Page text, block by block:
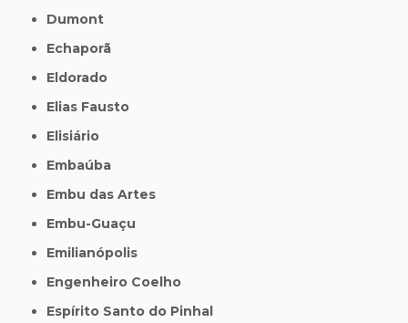
Dumont
Echaporã
Eldorado
Elias Fausto
Elisiário
Embaúba
Embu das Artes
Embu-Guaçu
Emilianópolis
Engenheiro Coelho
Espírito Santo do Pinhal